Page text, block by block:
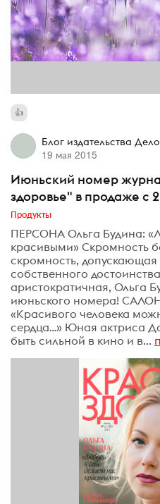
Блог издательства
19 мая 2015
Июньский номер
здоровье" в продаже с
Продукты
ПЕРСОНА Ольга Будина:
красивыми» Скромность
скромность, допускающая
собственного
аристократичная, Ольга
июньского номера!
«Красивого человека
сердца…» Юная актриса
быть сильной в кино и в...